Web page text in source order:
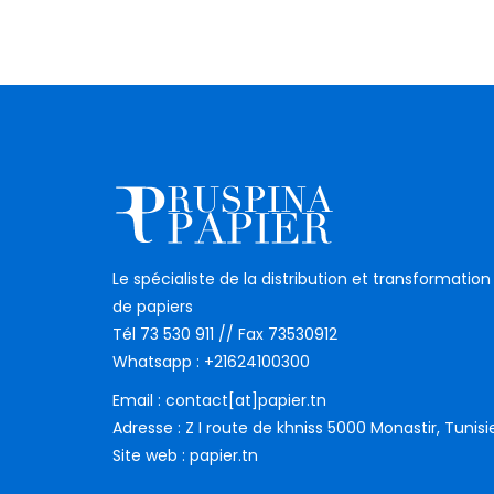
Le spécialiste de la distribution et transformation
de papiers
Tél 73 530 911 // Fax 73530912
Whatsapp : +21624100300
Email : contact[at]papier.tn
Adresse : Z I route de khniss 5000 Monastir,
Site web : papier.tn